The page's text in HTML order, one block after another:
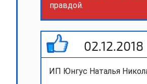
правдой.
02.12.2018
ИП Юнгус Наталья